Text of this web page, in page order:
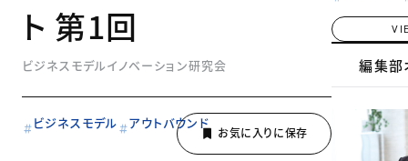
ト 第1回
ビジネスモデルイノベーション研究会
ビジネスモデル アウトバウンド
編集部